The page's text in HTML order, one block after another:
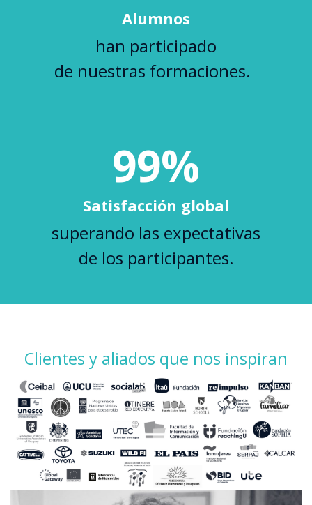
Alumnos
han participado
de nuestras formaciones.
99%
Satisfacción global
superando las expectativas
de los participantes.
Clientes y aliados que nos inspiran